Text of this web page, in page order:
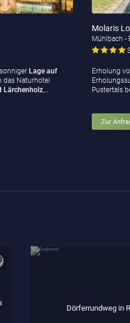
Lage auf
das Naturhotel
Lärchenholz,…
Molaris
Mühlbach -
Erholung
Pustertals
Zur
Dörferrundweg in